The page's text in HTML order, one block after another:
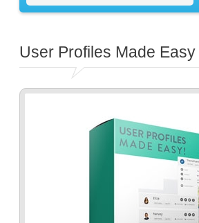
User Profiles Made Easy